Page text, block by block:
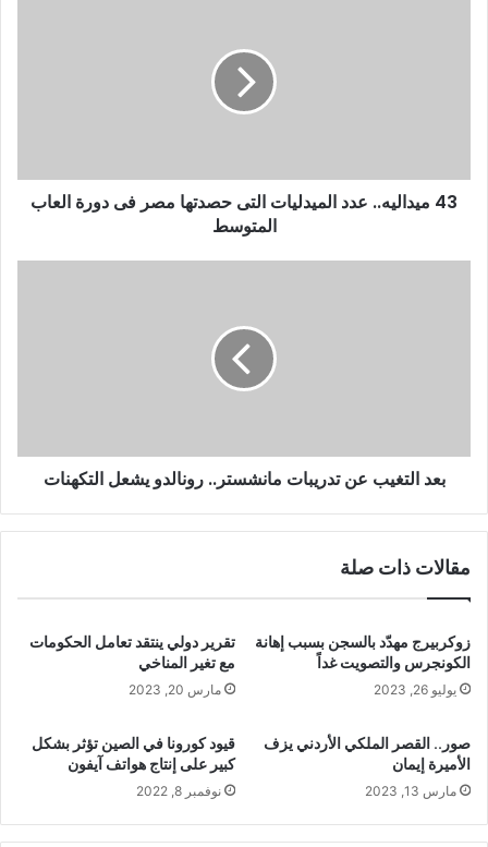
43 ميداليه.. عدد الميدليات التى حصدتها مصر فى دورة العاب
المتوسط
بعد التغيب عن تدريبات مانشستر.. رونالدو يشعل التكهنات
مقالات ذات صلة
زوكربيرج مهدّد بالسجن بسبب إهانة
الكونجرس والتصويت غداً
يوليو 26, 2023
تقرير دولي ينتقد تعامل الحكومات
مع تغير المناخي
مارس 20, 2023
صور.. القصر الملكي الأردني يزف
الأميرة إيمان
مارس 13, 2023
قيود كورونا في الصين تؤثر بشكل
كبير على إنتاج هواتف آيفون
نوفمبر 8, 2022